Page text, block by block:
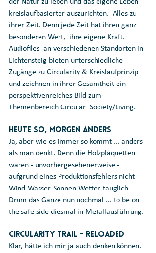
der Natur zu leben und das eigene Leben
kreislaufbasierter auszurichten.  Alles zu
ihrer Zeit. Denn jede Zeit hat ihren ganz
besonderen Wert,  ihre eigene Kraft.
Audiofiles  an verschiedenen Standorten in
Lichtensteig bieten unterschiedliche
Zugänge zu Circularity & Kreislaufprinzip
und zeichnen in ihrer Gesamtheit ein
perspektivenreiches Bild zum
Themenbereich Circular  Society/Living.
Heute so, morgen anders
Ja, aber wie es immer so kommt ... anders
als man denkt. Denn die Holzplaquetten
waren - unvorhergesehenerweise -
aufgrund eines Produktionsfehlers nicht
Wind-Wasser-Sonnen-Wetter-tauglich.
Drum das Ganze nun nochmal ... to be on
the safe side diesmal in Metallausführung.
Circularity Trail - Reloaded
Klar, hätte ich mir ja auch denken können.